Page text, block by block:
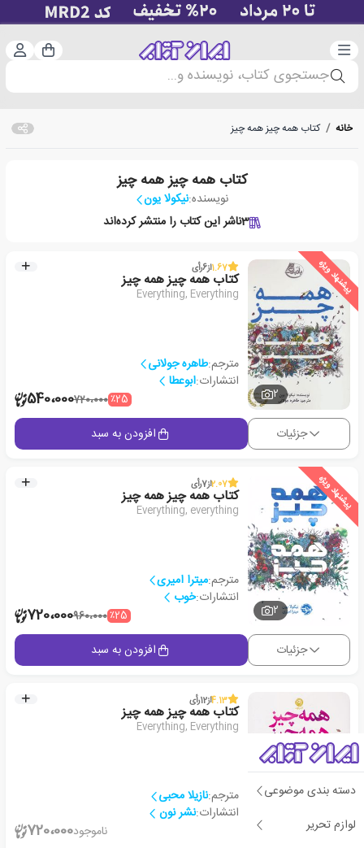
دسته‌بندی سبد
جستجوی کتاب، نویسنده و...
دسته بندی موضوعی
لوازم تحریر
خانه / کتاب همه چیز همه چیز
کتاب همه چیز همه چیز
نویسنده:نیکولا یون
3ناشر این کتاب را منتشر کرده‌اند
پیشنهاد ویژه
2
1.67از6رأی
کتاب همه چیز همه چیز
Everything, Everything
مترجم:طاهره جولانی
انتشارات:ابوعطا
٪25720،000540،000
جزئیات افزودن به سبد
پیشنهاد ویژه
2
2.07از7رأی
کتاب همه چیز همه چیز
Everything, everything
مترجم:میترا امیری
انتشارات:خوب
٪25960،000720،000
جزئیات افزودن به سبد
4.13از12رأی
کتاب همه چیز همه چیز
Everything, Everything
مترجم:نازیلا محبی
انتشارات:نشر نون
ناموجود720،000